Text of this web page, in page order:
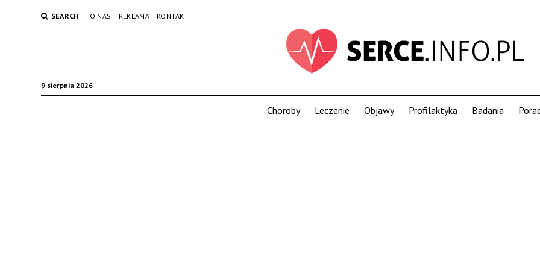
SEARCH O NAS REKLAMA KONTAKT
9 sierpnia 2026
Choroby Leczenie Objawy Profilaktyka Badania